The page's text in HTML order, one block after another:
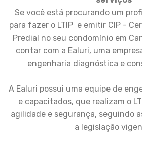
Se você está procurando um
para fazer o LTIP e emitir CIP -
Predial no seu condomínio em
contar com a Ealuri, uma
engenharia diagnóstica e
A Ealuri possui uma equipe de
e capacitados, que realizam o
agilidade e segurança, seguindo
a legislação